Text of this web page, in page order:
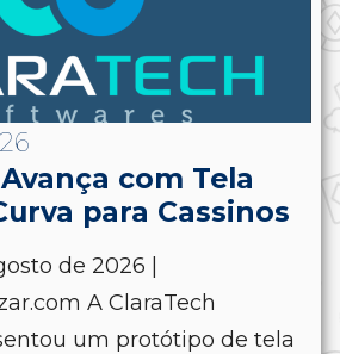
com Tela
para Cassinos
de 2026 |
A ClaraTech
um protótipo de tela